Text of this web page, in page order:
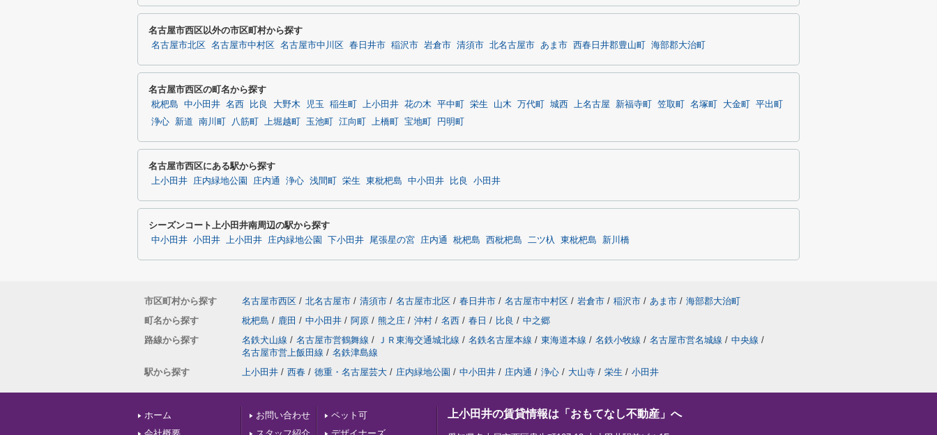
名古屋市西区以外の市区町村から探す
名古屋市北区 名古屋市中村区 名古屋市中川区 春日井市 稲沢市 岩倉市 清須市 北名古屋市 あま市 西春日井郡豊山町 海部郡大治町
名古屋市西区の町名から探す
枇杷島 中小田井 名西 比良 大野木 児玉 稲生町 上小田井 花の木 平中町 栄生 山木 万代町 城西 上名古屋 新福寺町 笠取町 名塚町 大金町
平出町
浄心
新道 南川町 八筋町 上堀越町 玉池町 江向町 上橋町 宝地町 円明町
名古屋市西区にある駅から探す
上小田井 庄内緑地公園 庄内通 浄心 浅間町 栄生 東枇杷島 中小田井 比良 小田井
シーズンコート上小田井南周辺の駅から探す
中小田井 小田井 上小田井 庄内緑地公園 下小田井 尾張星の宮 庄内通 枇杷島 西枇杷島 二ツ杁 東枇杷島 新川橋
市区町村から探す 名古屋市西区 / 北名古屋市 / 清須市 / 名古屋市北区 / 春日井市 / 名古屋市中村区 / 岩倉市 / 稲沢市 / あま市 / 海部郡大治町
町名から探す
枇杷島 / 鹿田 / 中小田井 / 阿原 / 熊之庄 / 沖村 / 名西 / 春日 / 比良 / 中之郷
路線から探す
名鉄犬山線 / 名古屋市営鶴舞線 / ＪＲ東海交通城北線 / 名鉄名古屋本線 / 東海道本線 / 名鉄小牧線 / 名古屋市営名城線 / 中央線 /
名古屋市営上飯田線 / 名鉄津島線
駅から探す
上小田井 / 西春 / 徳重・名古屋芸大 / 庄内緑地公園 / 中小田井 / 庄内通 / 浄心 / 大山寺 / 栄生 / 小田井
ホーム
お問い合わせ
ペット可
上小田井の賃貸情報は「おもてなし不動産」へ